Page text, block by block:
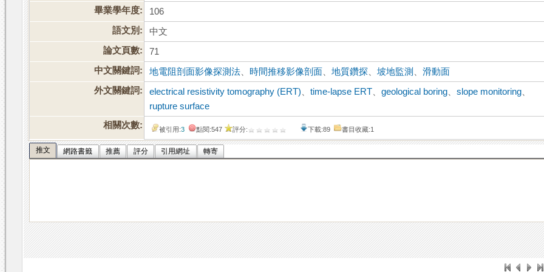
畢業學年度:
106
語文別:
中文
論文頁數:
71
中文關鍵詞:
地電阻剖面影像探測法 時間推移影像剖面 、地質鑽探 、坡地監測 、滑動面
外文關鍵詞:
electrical resistivity tomography (ERT) 、time-lapse ERT 、geological boring 、slope monitoring
rupture surface
相關次數:
被引用:3 點閱:547 評分: 下載:89 書目收藏:1
推文 網路書籤 推薦 評分 引用網址 轉寄